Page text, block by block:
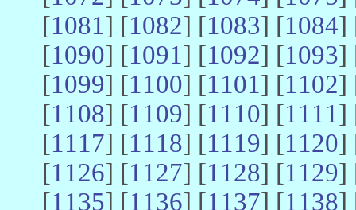
[1081] [1082] [1083] [1084]
[1090] [1091] [1092] [1093]
[1099] [1100] [1101] [1102]
[1108] [1109] [1110] [1111]
[1117] [1118] [1119] [1120]
[1126] [1127] [1128] [1129]
[1135] [1136] [1137] [1138]